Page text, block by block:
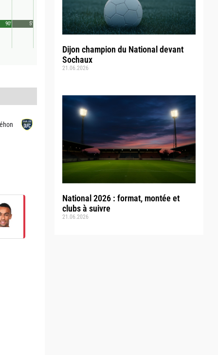
Dijon champion du National devant
Sochaux
21.06.2026
National 2026 : format, montée et
clubs à suivre
21.06.2026
90' 5'